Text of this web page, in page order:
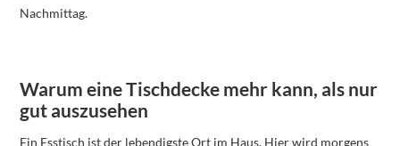
Nachmittag.
Warum eine Tischdecke mehr kann, als nur
gut auszusehen
Ein Esstisch ist der lebendigste Ort im Haus. Hier wird morgens